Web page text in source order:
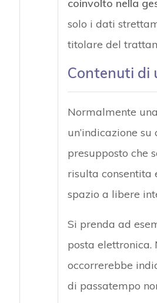
coinvolto nella
solo i dati
titolare del
Contenuti di
Normalmente
un’indicazione
presupposto che
risulta
spazio a libere
Si prenda ad
posta
occorrerebbe
di passatempo